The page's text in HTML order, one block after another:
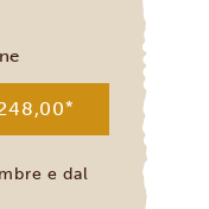
*
e dal